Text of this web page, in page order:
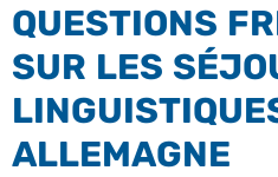
QUESTIONS
SUR LES
ALLEMAGNE